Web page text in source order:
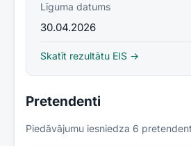
Līguma datums
30.04.2026
Skatīt rezultātu EIS →
Pretendenti
Piedāvājumu iesniedza 6 pretendent